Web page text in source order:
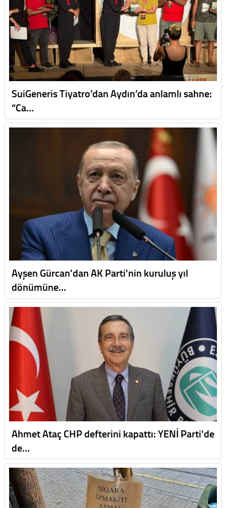
SuiGeneris Tiyatro’dan Aydın’da anlamlı sahne:
“Ca…
Ayşen Gürcan'dan AK Parti'nin kuruluş yıl
dönümüne…
Ahmet Ataç CHP defterini kapattı: YENİ Parti'de
de…